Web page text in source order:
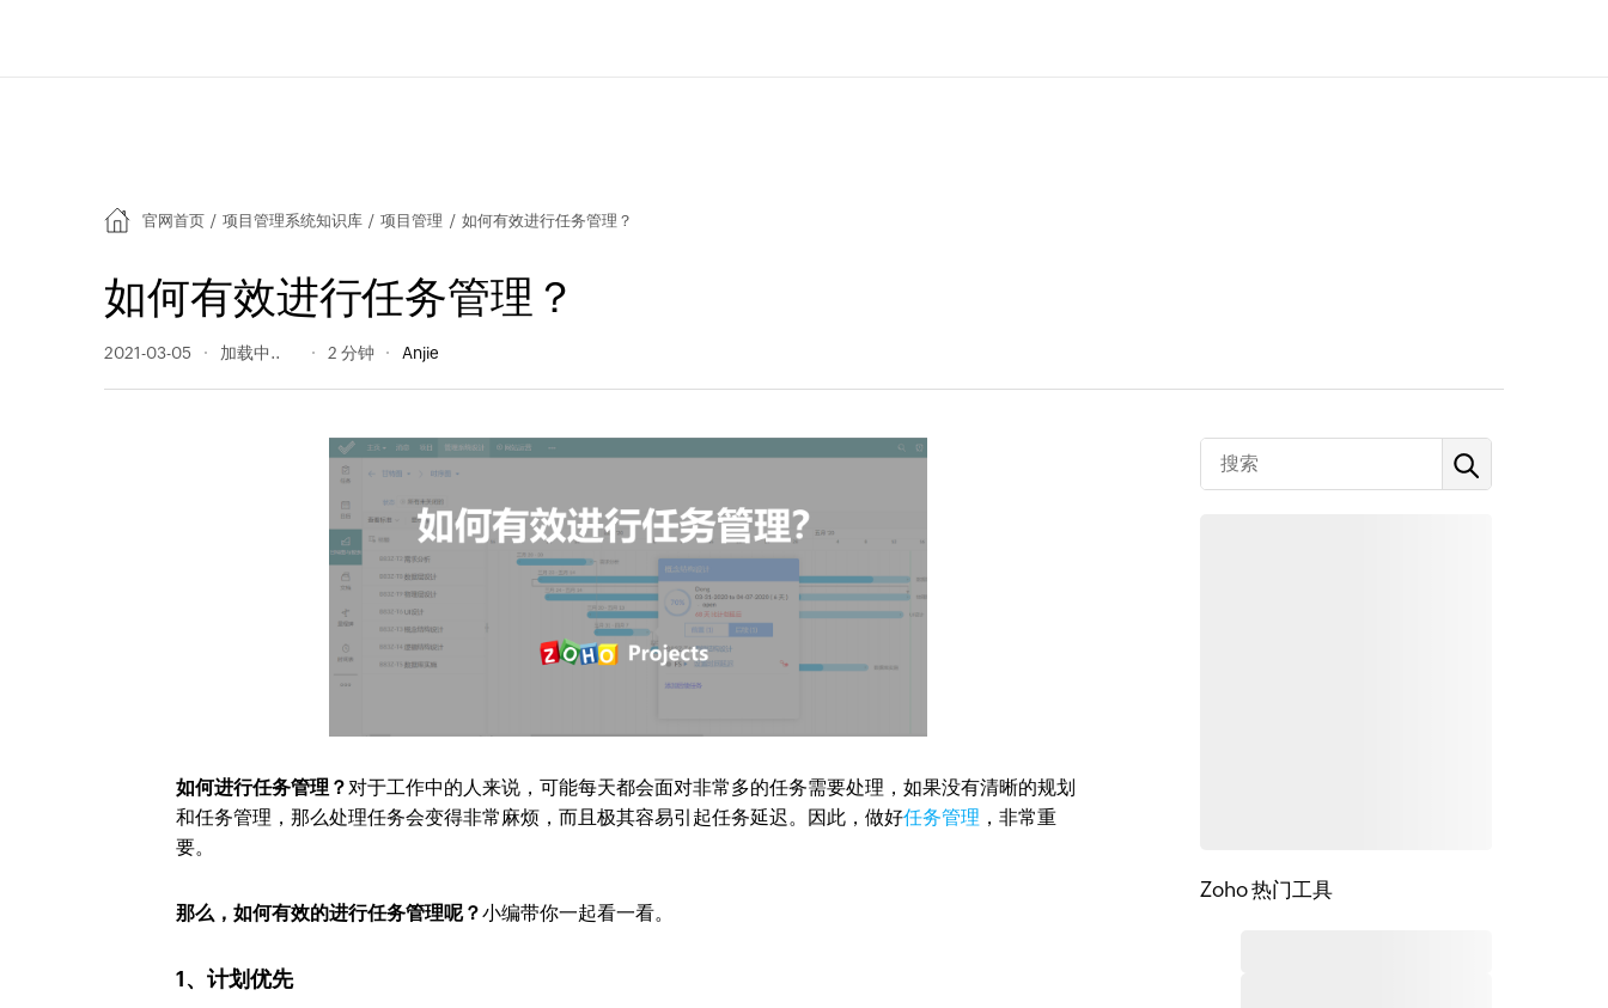
官网首页 / 项目管理系统知识库 / 项目管理 / 如何有效进行任务管理？
如何有效进行任务管理？
2021-03-05 471 阅读量 2 分钟 Anjie
如何进行任务管理？对于工作中的人来说，可能每天都会面对非常多的任务需要处理，如果没有清晰的规划
和任务管理，那么处理任务会变得非常麻烦，而且极其容易引起任务延迟。因此，做好任务管理 ，非常重
要。
那么，如何有效的进行任务管理呢？小编带你一起看一看。
1、计划优先
Zoho 热门工具